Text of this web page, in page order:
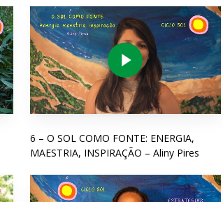
Play Video
6 – O SOL COMO FONTE: ENERGIA,
MAESTRIA, INSPIRAÇÃO – Aliny Pires